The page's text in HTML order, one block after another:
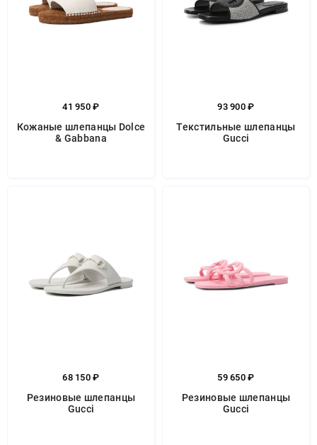
41 950 ₽
Кожаные шлепанцы Dolce
& Gabbana
93 900 ₽
Текстильные шлепанцы
Gucci
68 150 ₽
Резиновые шлепанцы
Gucci
59 650 ₽
Резиновые шлепанцы
Gucci